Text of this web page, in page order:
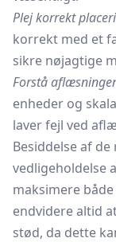
Plej korrekt
korrekt med et
sikre nøjagtige
Forstå
enheder og
laver fejl ved
Besiddelse af
vedligeholdelse
maksimere
endvidere altid
stød, da dette